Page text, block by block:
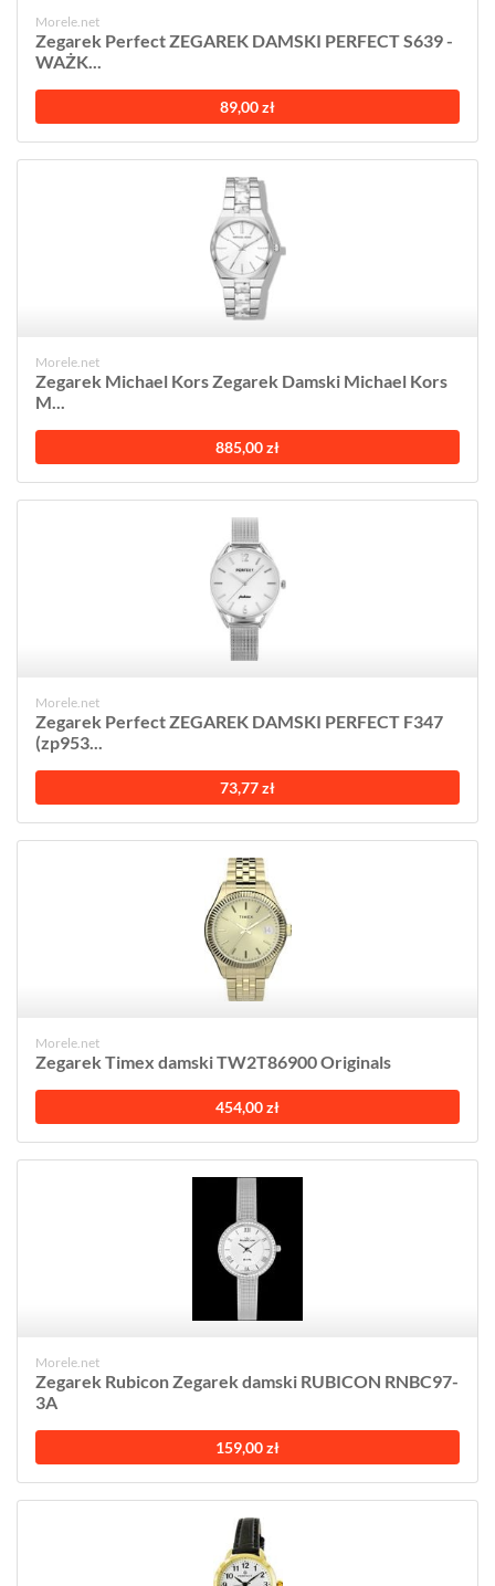
Morele.net
Zegarek Perfect ZEGAREK DAMSKI PERFECT S639 -
WAŻK...
89,00 zł
Morele.net
Zegarek Michael Kors Zegarek Damski Michael Kors
M...
885,00 zł
Morele.net
Zegarek Perfect ZEGAREK DAMSKI PERFECT F347
(zp953...
73,77 zł
Morele.net
Zegarek Timex damski TW2T86900 Originals
454,00 zł
Morele.net
Zegarek Rubicon Zegarek damski RUBICON RNBC97-
3A
159,00 zł